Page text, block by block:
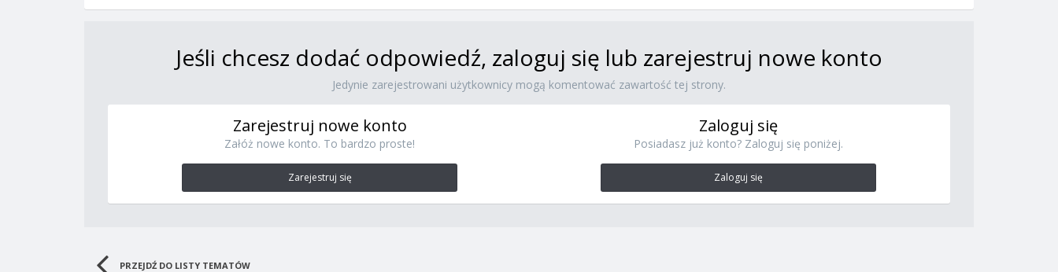
Jeśli chcesz dodać odpowiedź, zaloguj się lub zarejestruj nowe konto
Jedynie zarejestrowani użytkownicy mogą komentować zawartość tej strony.
Zarejestruj nowe konto
Załóż nowe konto. To bardzo proste!
Zarejestruj się
Zaloguj się
Posiadasz już konto? Zaloguj się poniżej.
Zaloguj się
PRZEJDŹ DO LISTY TEMATÓW